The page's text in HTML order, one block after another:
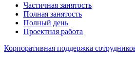
Частичная занятость
Полная занятость
Полный день
Проектная работа
Корпоративная поддержка